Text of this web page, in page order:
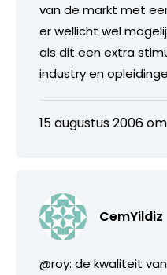
van de markt met
er wellicht wel
als dit een extra
industry en
15 augustus 2006 om
CemYildiz
@roy: de kwaliteit